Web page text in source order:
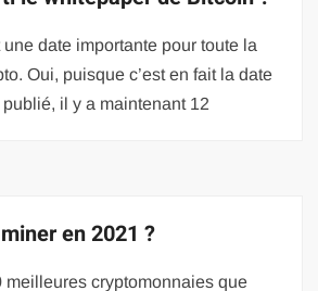
date importante pour toute la
Oui, puisque c’est en fait la date
il y a maintenant 12
en 2021 ?
meilleures cryptomonnaies que